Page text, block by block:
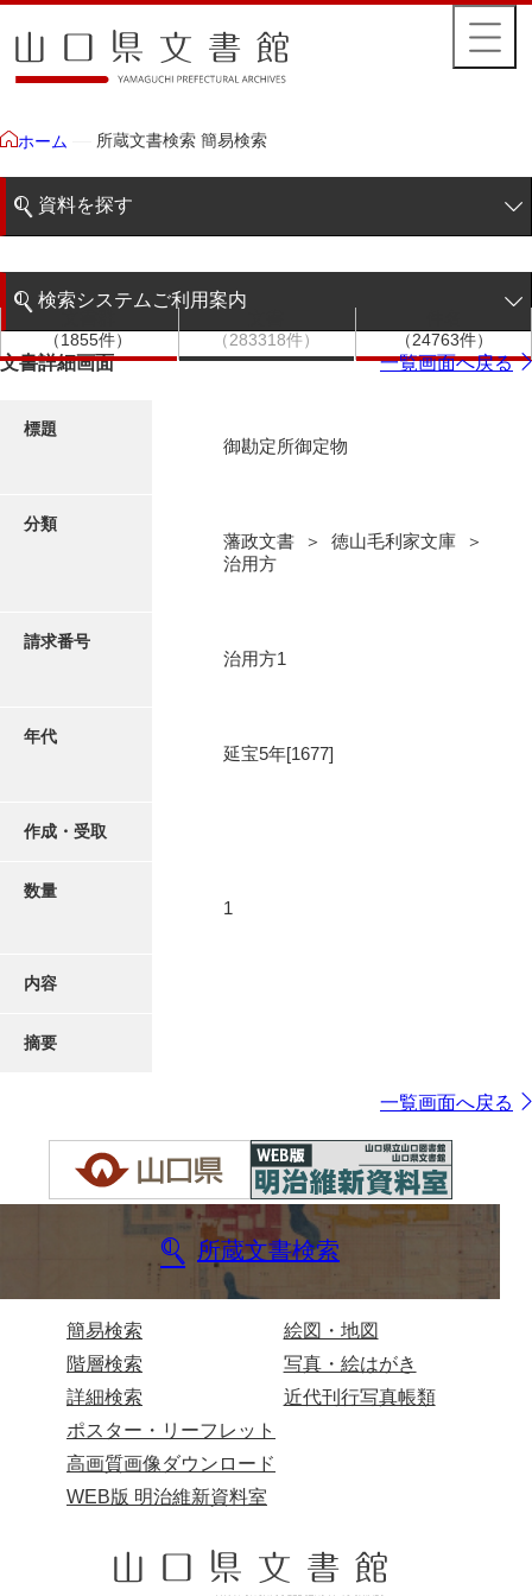
ホーム 所蔵文書検索 簡易検索
資料を探す
階層検索
写真・絵はがき
検索システムご利用案内
検索システムの利用について
（1855件）
（283318件）
（24763件）
文書詳細画面 一覧画面へ戻る
標題
御勘定所御定物
分類
藩政文書 ＞ 徳山毛利家文庫 ＞
治用方
請求番号
治用方1
年代
延宝5年[1677]
作成・受取
数量
1
内容
摘要
一覧画面へ戻る
所蔵文書検索
簡易検索
階層検索
詳細検索
絵図・地図
写真・絵はがき
近代刊行写真帳類
ポスター・リーフレット
高画質画像ダウンロード
WEB版 明治維新資料室